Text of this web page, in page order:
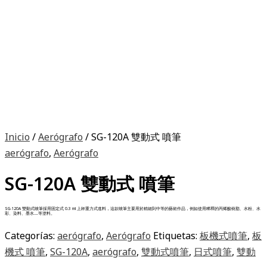
Inicio /Aerógrafo / SG-120A 雙動式 噴筆
aerógrafo, Aerógrafo
SG-120A 雙動式 噴筆
SG-120A 雙動式噴筆採用固定式 0.3 ml 上杯重力式進料，這款噴筆主要用於精細到中等的藝術作品，例如使用稀釋的丙烯酸樹脂、水粉、水
彩、染料、墨水….等塗料。
Categorías: aerógrafo, Aerógrafo Etiquetas: 板機式噴筆, 板
機式 噴筆, SG-120A, aerógrafo, 雙動式噴筆, 日式噴筆, 雙動